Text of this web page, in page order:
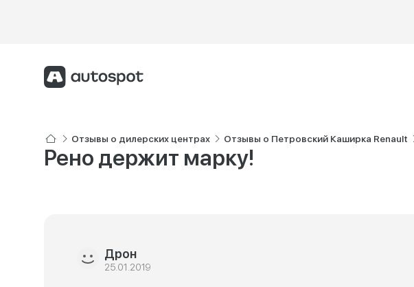
Отзывы о дилерских центрах Отзывы о Петровский Каширка Renault
Рено держит марку!
Дрон
25.01.2019